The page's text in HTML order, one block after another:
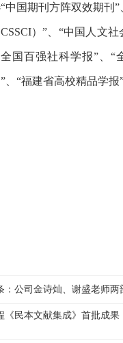
中国期刊方阵双效期刊
CSSCI）”、“中国人文
全国百强社科学报”、“
、“福建省高校精品学
： 公司金诗灿、谢盛老师
《民本文献集成》首批成果